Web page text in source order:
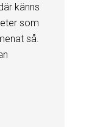
känns
som
så.